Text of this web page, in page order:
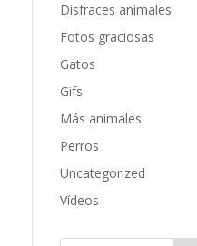
Disfraces animales
Fotos graciosas
Gatos
Gifs
Más animales
Perros
Uncategorized
Vídeos